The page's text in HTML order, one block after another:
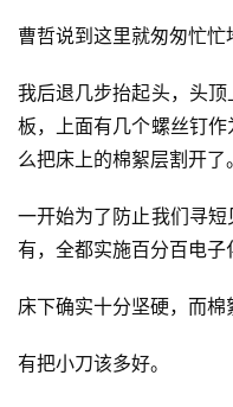
曹哲说到这里就匆匆忙忙
我后退几步抬起头，头
板，上面有几个螺丝钉
么把床上的棉絮层割开了。
一开始为了防止我们寻
有，全都实施百分百电子
床下确实十分坚硬，而
有把小刀该多好。